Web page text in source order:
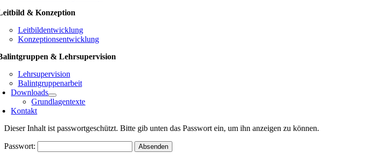
& Konzeption
Leitbildentwicklung
Konzeptionsentwicklung
& Lehrsupervision
Lehrsupervision
Balintgruppenarbeit
Downloads
Grundlagentexte
Kontakt
Dieser Inhalt ist passwortgeschützt. Bitte gib unten das Passwort ein, um ihn anzeigen zu können.
Passwort: